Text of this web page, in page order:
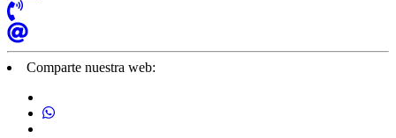
Comparte nuestra web: